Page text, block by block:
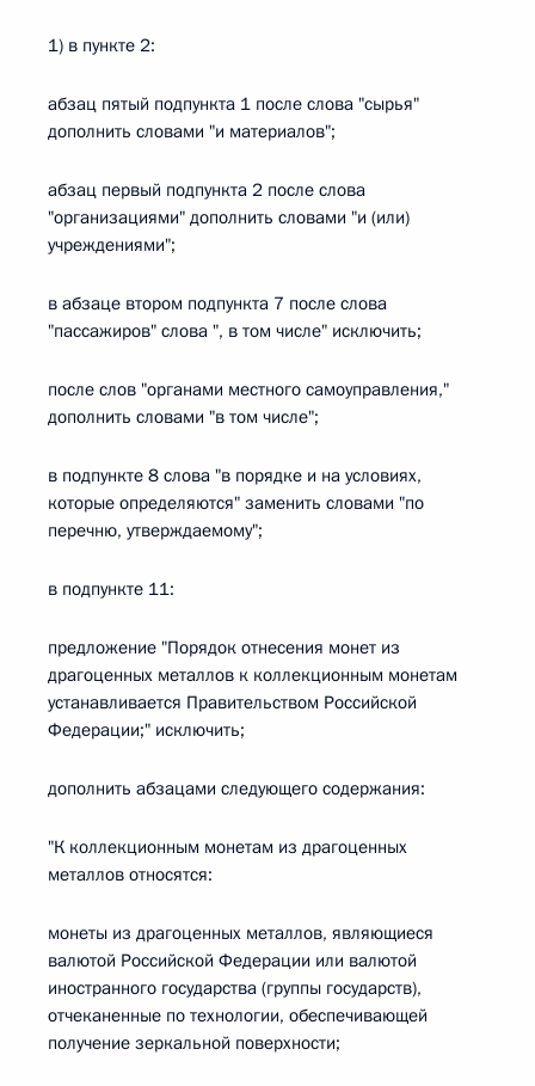
1) в пункте 2:
абзац пятый подпункта 1 после слова "сырья"
дополнить словами "и материалов";
абзац первый подпункта 2 после слова
"организациями" дополнить словами "и (или)
учреждениями";
в абзаце втором подпункта 7 после слова
"пассажиров" слова ", в том числе" исключить;
после слов "органами местного самоуправления,"
дополнить словами "в том числе";
в подпункте 8 слова "в порядке и на условиях,
которые определяются" заменить словами "по
перечню, утверждаемому";
в подпункте 11:
предложение "Порядок отнесения монет из
драгоценных металлов к коллекционным монетам
устанавливается Правительством Российской
Федерации;" исключить;
дополнить абзацами следующего содержания:
"К коллекционным монетам из драгоценных
металлов относятся:
монеты из драгоценных металлов, являющиеся
валютой Российской Федерации или валютой
иностранного государства (группы государств),
отчеканенные по технологии, обеспечивающей
получение зеркальной поверхности;